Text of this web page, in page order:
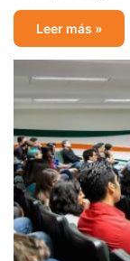
Leer más »